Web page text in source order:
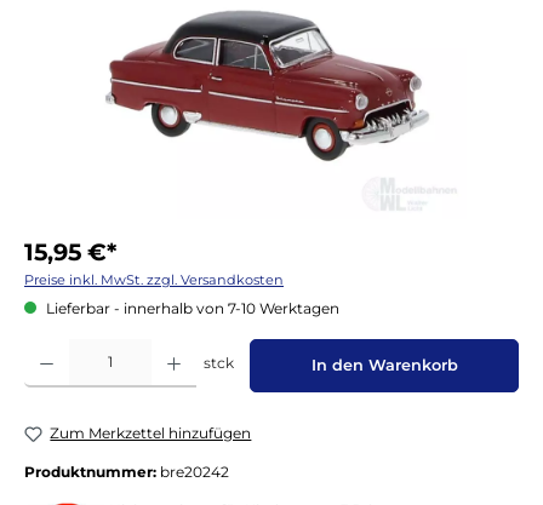
15,95 €*
Preise inkl. MwSt. zzgl. Versandkosten
Lieferbar - innerhalb von 7-10 Werktagen
Produkt Anzahl: Gib den gewünschten Wert ein oder benutze die Schaltflächen um
stck In den Warenkorb
Zum Merkzettel hinzufügen
Produktnummer: bre20242